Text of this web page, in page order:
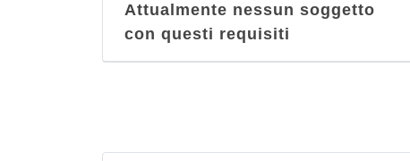
Attualmente nessun soggetto
con questi requisiti